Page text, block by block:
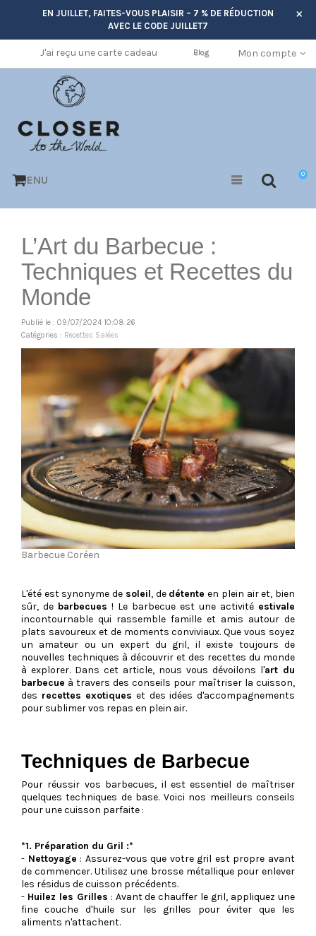
EN JUILLET, FAITES-VOUS PLAISIR – 7 % DE RÉDUCTION
AVEC LE CODE JUILLET7
×
Mon compte
Blog
J'ai reçu une carte cadeau
0
MENU
L’Art du Barbecue :
Techniques et Recettes du
Monde
Publié le : 09/07/2024 10:08:26
Catégories : Recettes Salées
Barbecue Coréen
L'été est synonyme de soleil, de détente en plein air et, bien
sûr, de barbecues ! Le barbecue est une activité estivale
incontournable qui rassemble famille et amis autour de
plats savoureux et de moments conviviaux. Que vous soyez
un amateur ou un expert du gril, il existe toujours de
nouvelles techniques à découvrir et des recettes du monde
à explorer. Dans cet article, nous vous dévoilons l'art du
barbecue à travers des conseils pour maîtriser la cuisson,
des recettes exotiques et des idées d'accompagnements
pour sublimer vos repas en plein air.
Techniques de Barbecue
Pour réussir vos barbecues, il est essentiel de maîtriser
quelques techniques de base. Voici nos meilleurs conseils
pour une cuisson parfaite :
*1. Préparation du Gril :*
- Nettoyage : Assurez-vous que votre gril est propre avant
de commencer. Utilisez une brosse métallique pour enlever
les résidus de cuisson précédents.
- Huilez les Grilles : Avant de chauffer le gril, appliquez une
fine couche d'huile sur les grilles pour éviter que les
aliments n'attachent.